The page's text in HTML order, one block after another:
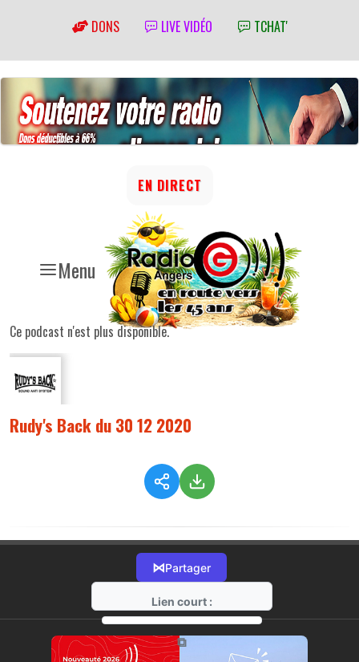
DONS LIVE VIDÉO TCHAT'
Menu
EN DIRECT
Ce podcast n'est plus disponible.
Rudy's Back du 30 12 2020
⋈Partager
Lien court :
https://radio-g.fr?3510
⧉